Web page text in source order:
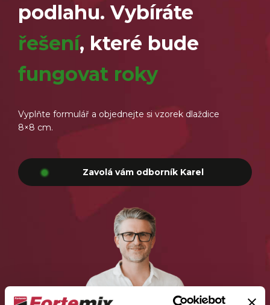
podlahu. Vybíráte
řešení, které bude
fungovat roky
Vyplňte formulář a objednejte si vzorek dlaždice
8×8 cm.
Zavolá vám odborník Karel